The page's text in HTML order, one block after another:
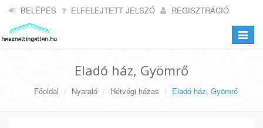
BELÉPÉS ELFELEJTETT JELSZÓ REGISZTRÁCIÓ
Toggle
Eladó ház, Gyömrő
Főoldal Nyaraló Hétvégi házas Eladó ház, Gyömrő